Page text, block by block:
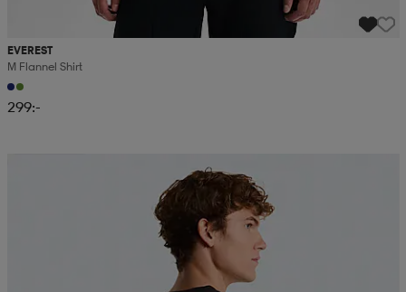
EVEREST
M Flannel Shirt
299:-